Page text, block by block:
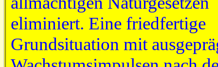
eliminiert. Eine friedfertige
Grundsituation mit